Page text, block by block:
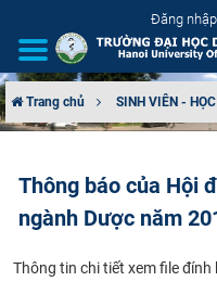
Đăng nhập
CƠ CẤU TỔ CHỨC
Trang chủ SINH VIÊN -
Thông báo của Hội
ngành Dược năm
Th​ông tin chi tiết xem file đính